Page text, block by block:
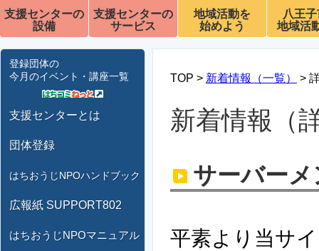
支援センターの
設備
支援センターの
サービス
地域活動を
始めよう
八王
地域活
登録団体の
今月のイベント・講座一覧
支援センターとは
団体登録
はちおうじNPOハンドブック
広報紙 SUPPORT802
はちおうじNPOマニュアル
TOP > 新着情報（一覧） >
新着情報（
サーバー
平素より当サ